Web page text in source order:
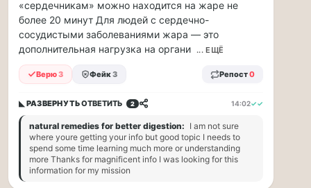
совет
дачникам:
«сердечникам»
можно
находится…
Терапевт
ВСК
дал
совет
дачникам:
«сердечникам»
«сердечникам» можно находится на жаре не
более 20 минут Для людей с сердечно-
сосудистыми заболеваниями жара — это
дополнительная нагрузка на органи ... ЕЩЁ
Верю3 Фейк3 Репост0
◣ РАЗВЕРНУТЬОТВЕТИТЬ 2 14:02✓✓
natural remedies for better digestion: I am not sure
where youre getting your info but good topic I needs to
spend some time learning much more or understanding
more Thanks for magnificent info I was looking for this
information for my mission